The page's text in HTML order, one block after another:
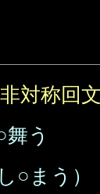
対称回文
う
○まう）